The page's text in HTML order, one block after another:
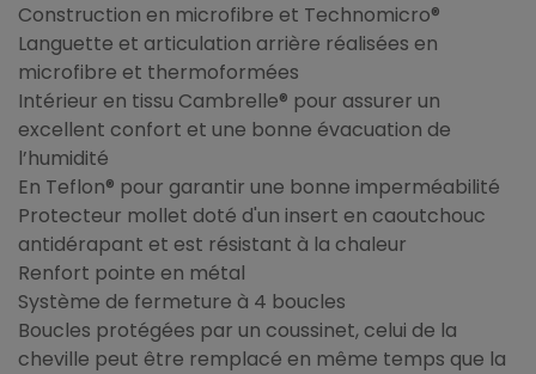
Construction en microfibre et Technomicro®
Languette et articulation arrière réalisées en
microfibre et thermoformées
Intérieur en tissu Cambrelle® pour assurer un
excellent confort et une bonne évacuation de
l’humidité
En Teflon® pour garantir une bonne imperméabilité
Protecteur mollet doté d'un insert en caoutchouc
antidérapant et est résistant à la chaleur
Renfort pointe en métal
Système de fermeture à 4 boucles
Boucles protégées par un coussinet, celui de la
cheville peut être remplacé en même temps que la